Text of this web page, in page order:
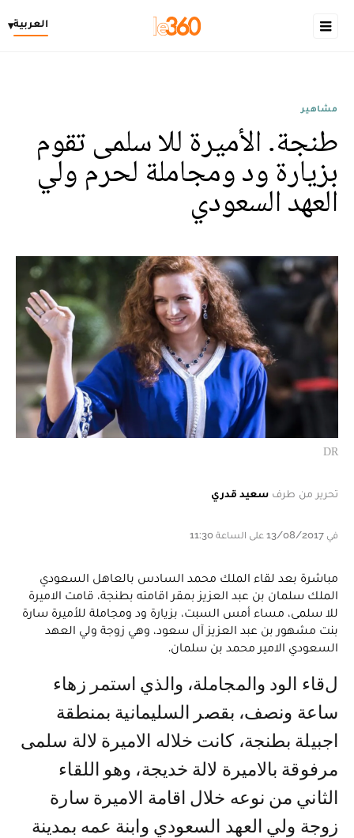
العربية▾
مشاهير
طنجة. الأميرة للا سلمى تقوم
بزيارة ود ومجاملة لحرم ولي
العهد السعودي
DR
تحرير من طرف سعيد قدري
في 13/08/2017 على الساعة 11:30
مباشرة بعد لقاء الملك محمد السادس بالعاهل السعودي
الملك سلمان بن عبد العزيز بمقر اقامته بطنجة، قامت الاميرة
للا سلمى، مساء أمس السبت، بزيارة ود ومجاملة للأميرة سارة
بنت مشهور بن عبد العزيز آل سعود، وهي زوجة ولي العهد
السعودي الامير محمد بن سلمان.
لقاء الود والمجاملة، والذي استمر زهاء
ساعة ونصف، بقصر السليمانية بمنطقة
اجبيلة بطنجة، كانت خلاله الاميرة لالة سلمى
مرفوقة بالاميرة لالة خديجة، وهو اللقاء
الثاني من نوعه خلال اقامة الاميرة سارة
زوجة ولي العهد السعودي وابنة عمه بمدينة